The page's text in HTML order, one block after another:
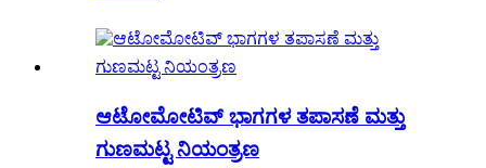
ಆಟೋಮೋಟಿವ್ ಭಾಗಗಳ ತಪಾಸಣೆ ಮತ್ತು
ಗುಣಮಟ್ಟ ನಿಯಂತ್ರಣ